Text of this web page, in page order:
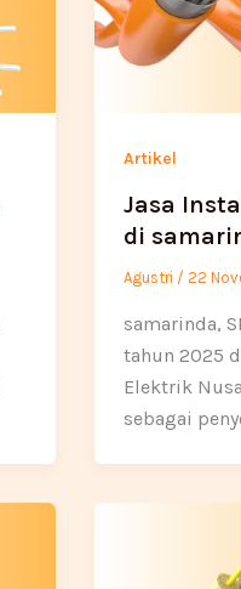
Artikel
Jasa
di
Agustri / 22
samarinda,
tahun 2025
Elektrik
sebagai